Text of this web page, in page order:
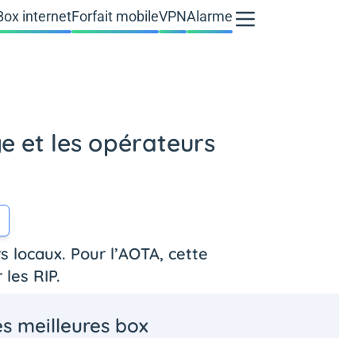
internetForfait mobileVPNAlarme
et les opérateurs
Pour l’AOTA, cette
RIP.
meilleures box